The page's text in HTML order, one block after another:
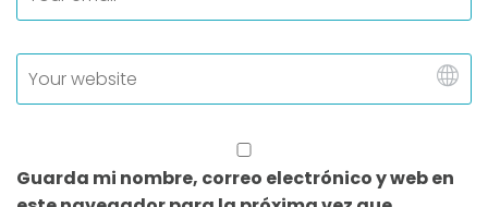
Guarda mi nombre, correo electrónico y web en